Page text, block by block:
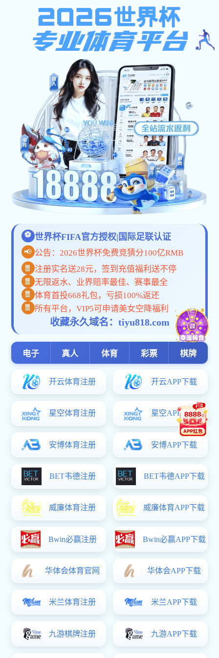
pg电子麻将胡了:
学校概况
首页 学校概况 在线视频
在线视频
pg电子麻将胡了:崛起的力量
来源：腾讯体育官网责任编辑：终审：发布时间：2018-06-19
览次数：